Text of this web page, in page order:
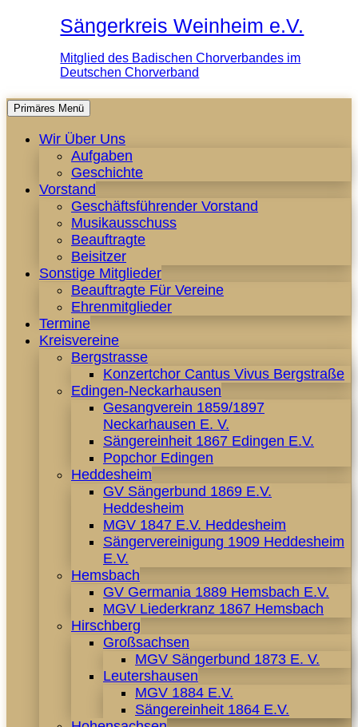
Sängerkreis Weinheim e.V.
Mitglied des Badischen Chorverbandes im
Deutschen Chorverband
Primäres Menü Zum
springen
Wir Über Uns
Aufgaben
Geschichte
Vorstand
Geschäftsführender Vorstand
Musikausschuss
Beauftragte
Beisitzer
Sonstige Mitglieder
Beauftragte Für Vereine
Ehrenmitglieder
Termine
Kreisvereine
Bergstrasse
Konzertchor Cantus Vivus Bergstraße
Edingen-Neckarhausen
Gesangverein 1859/1897
Neckarhausen E. V.
Sängereinheit 1867 Edingen E.V.
Popchor Edingen
Heddesheim
GV Sängerbund 1869 E.V.
Heddesheim
MGV 1847 E.V. Heddesheim
Sängervereinigung 1909 Heddesheim
E.V.
Hemsbach
GV Germania 1889 Hemsbach E.V.
MGV Liederkranz 1867 Hemsbach
Hirschberg
Großsachsen
MGV Sängerbund 1873 E. V.
Leutershausen
MGV 1884 E.V.
Sängereinheit 1864 E.V.